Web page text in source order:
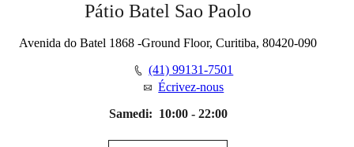
Pátio Batel Sao Paolo
Avenida do Batel 1868 -Ground Floor, Curitiba, 80420-090
(41) 99131-7501
Écrivez-nous
Samedi: 10:00 - 22:00